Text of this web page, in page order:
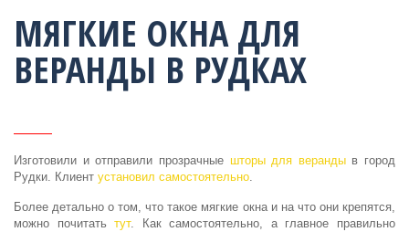
МЯГКИЕ ОКНА ДЛЯ
ВЕРАНДЫ В РУДКАХ
Изготовили и отправили прозрачные шторы для верандыв город
Рудки. Клиент установил самостоятельно.
Более детально о том, что такое мягкие окна и на что они крепятся,
можно почитатьтут. Как самостоятельно, а главное правильно